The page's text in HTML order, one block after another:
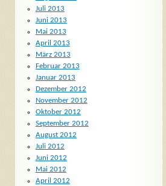
Juli 2013
Juni 2013
Mai 2013
April 2013
März 2013
Februar 2013
Januar 2013
Dezember 2012
November 2012
Oktober 2012
September 2012
August 2012
Juli 2012
Juni 2012
Mai 2012
April 2012